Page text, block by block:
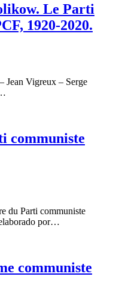
Le Parti
1920-2020.
Jean Vigreux – Serge
communiste
du Parti communiste
por…
communiste